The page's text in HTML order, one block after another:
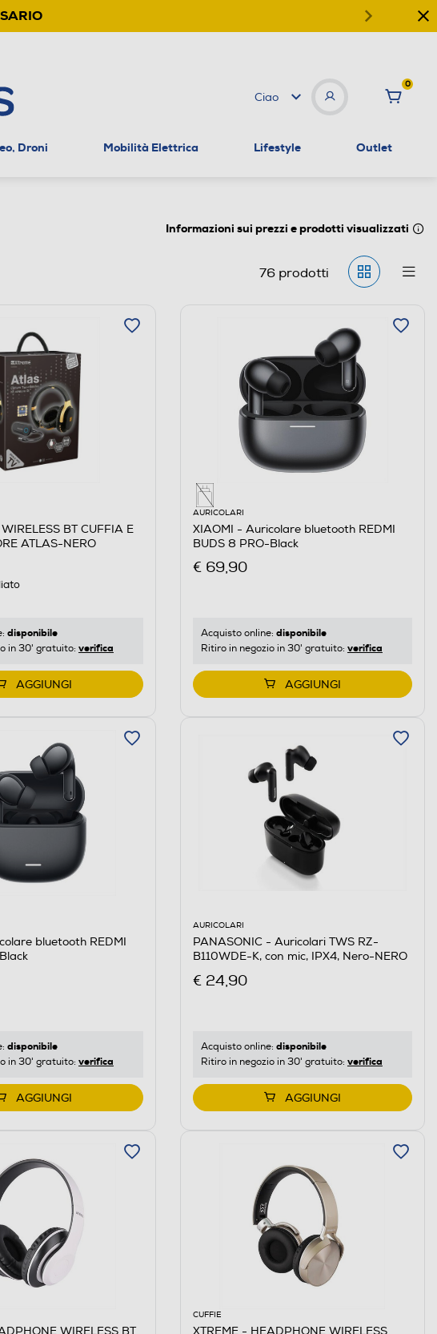
Ciao
0
Droni Mobilità Elettrica Lifestyle Outlet
Informazioni sui prezzi e prodotti visualizzati
76prodotti
BT CUFFIA E
ATLAS-NERO
disponibile
in 30' gratuito: verifica
AGGIUNGI
AURICOLARI
XIAOMI - Auricolare bluetooth REDMI
BUDS 8 PRO-Black
€ 69,90
Acquisto online: disponibile
Ritiro in negozio in 30' gratuito: verifica
AGGIUNGI
bluetooth REDMI
disponibile
in 30' gratuito: verifica
AGGIUNGI
AURICOLARI
PANASONIC - Auricolari TWS RZ-
B110WDE-K, con mic, IPX4, Nero-NERO
€ 24,90
Acquisto online: disponibile
Ritiro in negozio in 30' gratuito: verifica
AGGIUNGI
WIRELESS BT
CUFFIE
XTREME - HEADPHONE WIRELESS